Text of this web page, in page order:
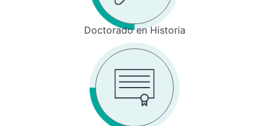
Doctorado en Historia